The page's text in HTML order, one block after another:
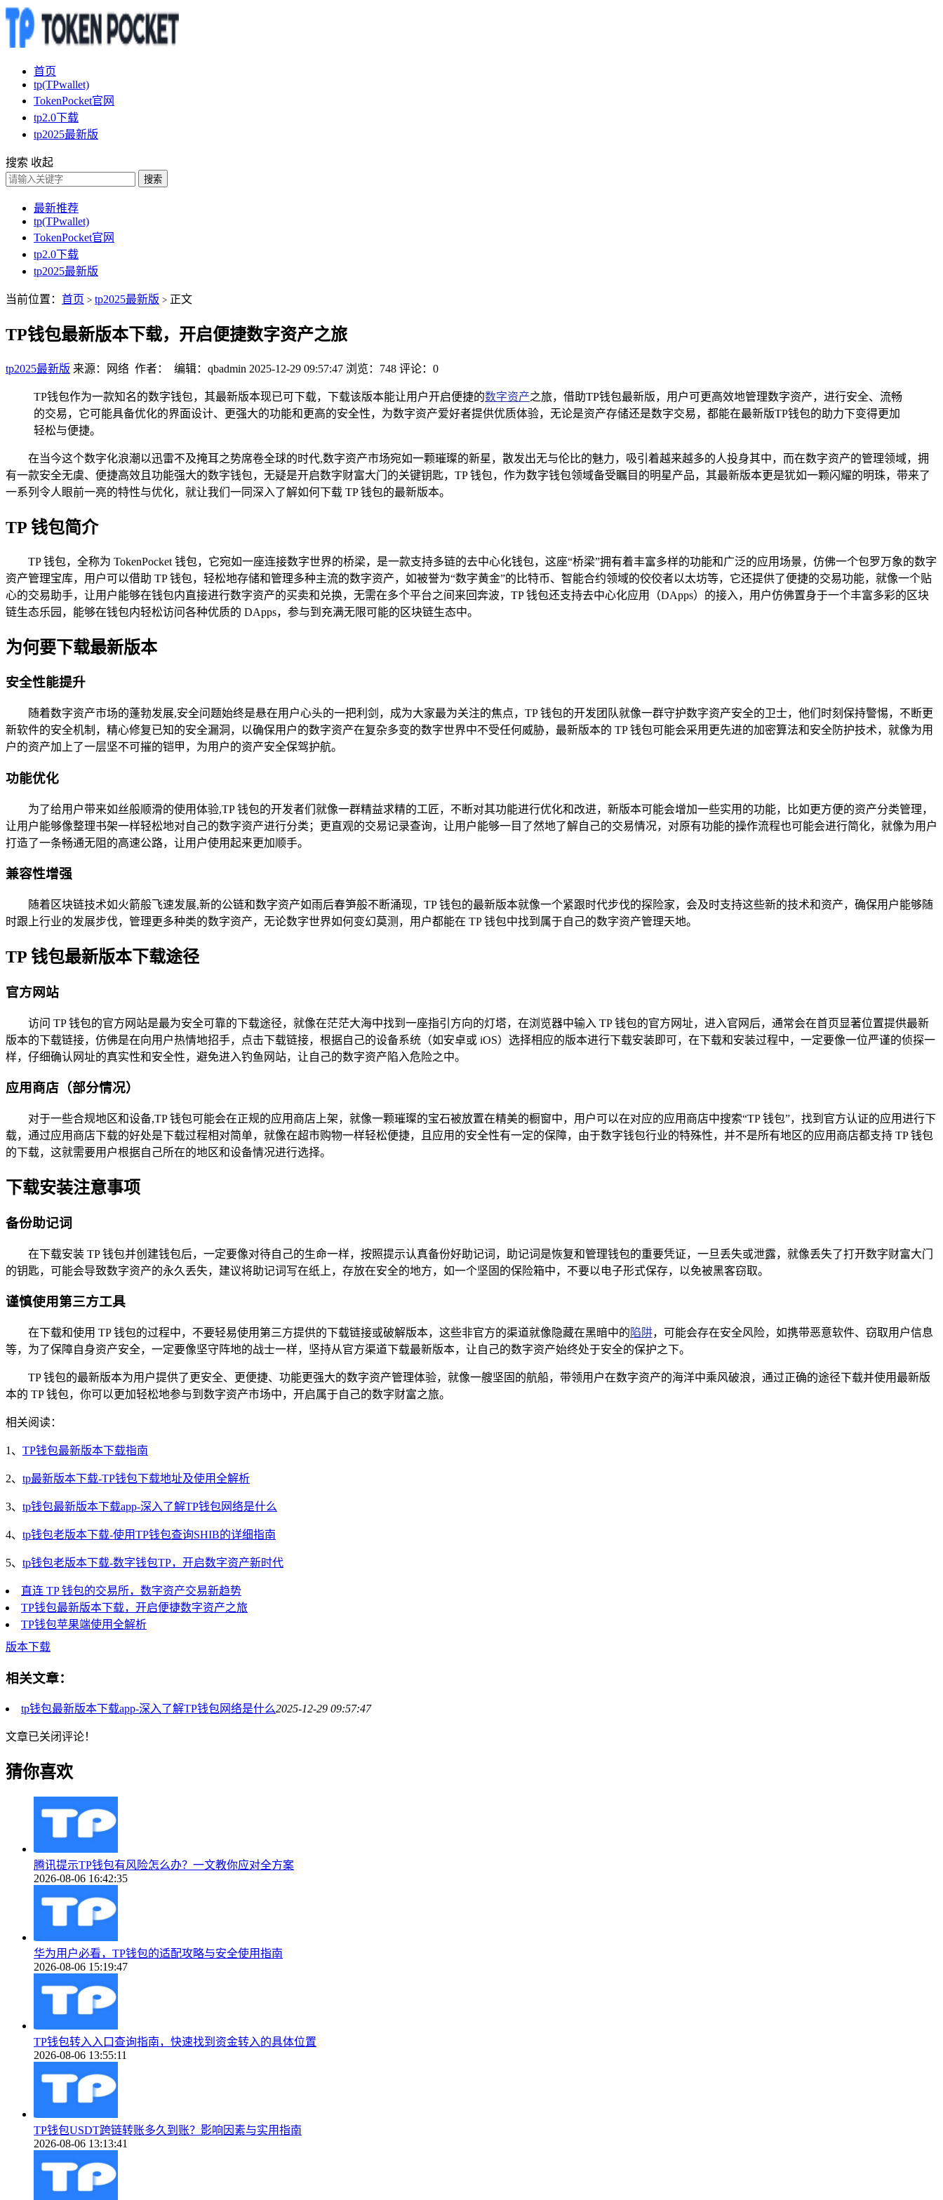
首页
tp(TPwallet)
TokenPocket官网
tp2.0下载
tp2025最新版
搜索 收起
搜索
最新推荐
tp(TPwallet)
TokenPocket官网
tp2.0下载
tp2025最新版
当前位置： 首页 > tp2025最新版 > 正文
TP钱包最新版本下载，开启便捷数字资产之旅
tp2025最新版 来源：网络 作者： 编辑：qbadmin 2025-12-29 09:57:47 浏览：748 评论：0
TP钱包作为一款知名的数字钱包，其最新版本现已可下载，下载该版本能让用户开启便捷的数字资产之旅，借助TP钱包最新版，用户可更高效地管理数字资产，进行安全、流畅
的交易，它可能具备优化的界面设计、更强大的功能和更高的安全性，为数字资产爱好者提供优质体验，无论是资产存储还是数字交易，都能在最新版TP钱包的助力下变得更加
轻松与便捷。
在当今这个数字化浪潮以迅雷不及掩耳之势席卷全球的时代,数字资产市场宛如一颗璀璨的新星，散发出无与伦比的魅力，吸引着越来越多的人投身其中，而在数字资产的管理领域，拥
有一款安全无虞、便捷高效且功能强大的数字钱包，无疑是开启数字财富大门的关键钥匙，TP 钱包，作为数字钱包领域备受瞩目的明星产品，其最新版本更是犹如一颗闪耀的明珠，带来了
一系列令人眼前一亮的特性与优化，就让我们一同深入了解如何下载 TP 钱包的最新版本。
TP 钱包简介
TP 钱包，全称为 TokenPocket 钱包，它宛如一座连接数字世界的桥梁，是一款支持多链的去中心化钱包，这座“桥梁”拥有着丰富多样的功能和广泛的应用场景，仿佛一个包罗万象的数字
资产管理宝库，用户可以借助 TP 钱包，轻松地存储和管理多种主流的数字资产，如被誉为“数字黄金”的比特币、智能合约领域的佼佼者以太坊等，它还提供了便捷的交易功能，就像一个贴
心的交易助手，让用户能够在钱包内直接进行数字资产的买卖和兑换，无需在多个平台之间来回奔波，TP 钱包还支持去中心化应用（DApps）的接入，用户仿佛置身于一个丰富多彩的区块
链生态乐园，能够在钱包内轻松访问各种优质的 DApps，参与到充满无限可能的区块链生态中。
为何要下载最新版本
安全性能提升
随着数字资产市场的蓬勃发展,安全问题始终是悬在用户心头的一把利剑，成为大家最为关注的焦点，TP 钱包的开发团队就像一群守护数字资产安全的卫士，他们时刻保持警惕，不断更
新软件的安全机制，精心修复已知的安全漏洞，以确保用户的数字资产在复杂多变的数字世界中不受任何威胁，最新版本的 TP 钱包可能会采用更先进的加密算法和安全防护技术，就像为用
户的资产加上了一层坚不可摧的铠甲，为用户的资产安全保驾护航。
功能优化
为了给用户带来如丝般顺滑的使用体验,TP 钱包的开发者们就像一群精益求精的工匠，不断对其功能进行优化和改进，新版本可能会增加一些实用的功能，比如更方便的资产分类管理，
让用户能够像整理书架一样轻松地对自己的数字资产进行分类；更直观的交易记录查询，让用户能够一目了然地了解自己的交易情况，对原有功能的操作流程也可能会进行简化，就像为用户
打造了一条畅通无阻的高速公路，让用户使用起来更加顺手。
兼容性增强
随着区块链技术如火箭般飞速发展,新的公链和数字资产如雨后春笋般不断涌现，TP 钱包的最新版本就像一个紧跟时代步伐的探险家，会及时支持这些新的技术和资产，确保用户能够随
时跟上行业的发展步伐，管理更多种类的数字资产，无论数字世界如何变幻莫测，用户都能在 TP 钱包中找到属于自己的数字资产管理天地。
TP 钱包最新版本下载途径
官方网站
访问 TP 钱包的官方网站是最为安全可靠的下载途径，就像在茫茫大海中找到一座指引方向的灯塔，在浏览器中输入 TP 钱包的官方网址，进入官网后，通常会在首页显著位置提供最新
版本的下载链接，仿佛是在向用户热情地招手，点击下载链接，根据自己的设备系统（如安卓或 iOS）选择相应的版本进行下载安装即可，在下载和安装过程中，一定要像一位严谨的侦探一
样，仔细确认网址的真实性和安全性，避免进入钓鱼网站，让自己的数字资产陷入危险之中。
应用商店（部分情况）
对于一些合规地区和设备,TP 钱包可能会在正规的应用商店上架，就像一颗璀璨的宝石被放置在精美的橱窗中，用户可以在对应的应用商店中搜索“TP 钱包”，找到官方认证的应用进行下
载，通过应用商店下载的好处是下载过程相对简单，就像在超市购物一样轻松便捷，且应用的安全性有一定的保障，由于数字钱包行业的特殊性，并不是所有地区的应用商店都支持 TP 钱包
的下载，这就需要用户根据自己所在的地区和设备情况进行选择。
下载安装注意事项
备份助记词
在下载安装 TP 钱包并创建钱包后，一定要像对待自己的生命一样，按照提示认真备份好助记词，助记词是恢复和管理钱包的重要凭证，一旦丢失或泄露，就像丢失了打开数字财富大门
的钥匙，可能会导致数字资产的永久丢失，建议将助记词写在纸上，存放在安全的地方，如一个坚固的保险箱中，不要以电子形式保存，以免被黑客窃取。
谨慎使用第三方工具
在下载和使用 TP 钱包的过程中，不要轻易使用第三方提供的下载链接或破解版本，这些非官方的渠道就像隐藏在黑暗中的 陷阱，可能会存在安全风险，如携带恶意软件、窃取用户信息
等，为了保障自身资产安全，一定要像坚守阵地的战士一样，坚持从官方渠道下载最新版本，让自己的数字资产始终处于安全的保护之下。
TP 钱包的最新版本为用户提供了更安全、更便捷、功能更强大的数字资产管理体验，就像一艘坚固的航船，带领用户在数字资产的海洋中乘风破浪，通过正确的途径下载并使用最新版
本的 TP 钱包，你可以更加轻松地参与到数字资产市场中，开启属于自己的数字财富之旅。
相关阅读：
1、 TP钱包最新版本下载指南
2、 tp最新版本下载-TP钱包下载地址及使用全解析
3、 tp钱包最新版本下载app-深入了解TP钱包网络是什么
4、 tp钱包老版本下载-使用TP钱包查询SHIB的详细指南
5、 tp钱包老版本下载-数字钱包TP，开启数字资产新时代
直连 TP 钱包的交易所，数字资产交易新趋势
TP钱包最新版本下载，开启便捷数字资产之旅
TP钱包苹果端使用全解析
版本下载
相关文章：
tp钱包最新版本下载app-深入了解TP钱包网络是什么2025-12-29 09:57:47
文章已关闭评论！
猜你喜欢
腾讯提示TP钱包有风险怎么办？一文教你应对全方案
2026-08-06 16:42:35
华为用户必看，TP钱包的适配攻略与安全使用指南
2026-08-06 15:19:47
TP钱包转入入口查询指南，快速找到资金转入的具体位置
2026-08-06 13:55:11
TP钱包USDT跨链转账多久到账？影响因素与实用指南
2026-08-06 13:13:41